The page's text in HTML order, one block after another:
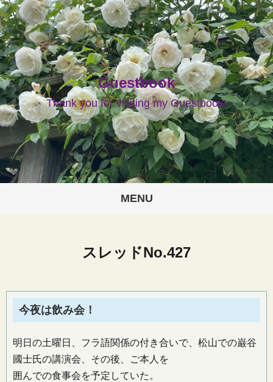
Guestbook
Thank you for visiting my Guestbook!
MENU
スレッドNo.427
今夜は飲み会！
明日の土曜日、フラ語関係の付き合いで、松山での巌谷
國士氏の講演会、その後、ご本人を
囲んでの食事会を予定していた。